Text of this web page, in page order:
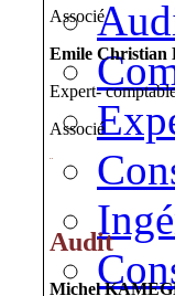
Associé
Emile Christian
Expert-
Associé
¨
Audit
Michel